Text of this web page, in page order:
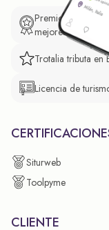
Premio de El
mejores prácticas
Trotalia tributa en
Licencia de
Siturweb
Toolpyme
CLIENTE